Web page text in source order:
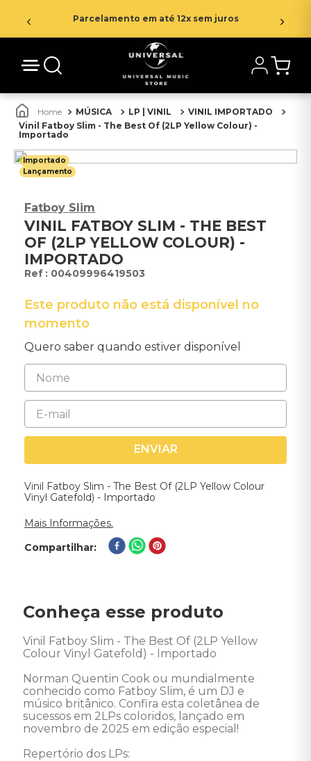
Parcelamento em até 12x sem juros
MÚSICA LP | VINIL
VINIL IMPORTADO
Vinil Fatboy Slim - The Best Of (2LP Yellow Colour) -
Importado
Importado
Lançamento
Fatboy Slim
VINIL FATBOY SLIM - THE BEST
OF (2LP YELLOW COLOUR) -
IMPORTADO
: 00409996419503
Este produto não está disponível no
momento
Quero saber quando estiver disponível
ENVIAR
Vinil Fatboy Slim - The Best Of (2LP Yellow Colour
Vinyl Gatefold) - Importado
Mais Informações.
Compartilhar
Conheça esse produto
Vinil Fatboy Slim - The Best Of (2LP Yellow
Colour Vinyl Gatefold) - Importado
Norman Quentin Cook ou mundialmente
conhecido como Fatboy Slim, é um DJ e
músico britânico. Confira esta coletânea de
sucessos em 2LPs coloridos, lançado em
novembro de 2025 em edição especial!
Repertório dos LPs: